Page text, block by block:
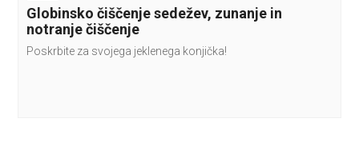
Globinsko čiščenje sedežev, zunanje in
notranje čiščenje
Poskrbite za svojega jeklenega konjička!